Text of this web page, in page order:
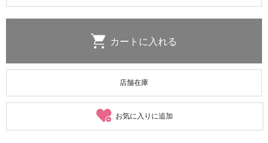
店舗在庫
お気に入りに追加